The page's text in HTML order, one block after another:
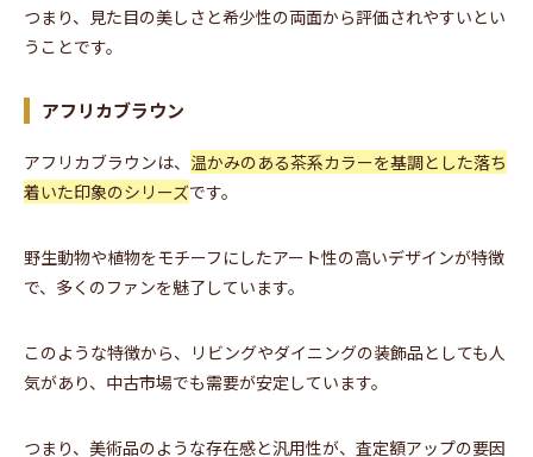
つまり、見た目の美しさと希少性の両面から評価されやすいとい
うことです。
アフリカブラウン
アフリカブラウンは、 温かみのある茶系カラーを基調とした落ち
着いた印象のシリーズです。
野生動物や植物をモチーフにしたアート性の高いデザインが特徴
で、多くのファンを魅了しています。
このような特徴から、リビングやダイニングの装飾品としても人
気があり、中古市場でも需要が安定しています。
つまり、美術品のような存在感と汎用性が、査定額アップの要因